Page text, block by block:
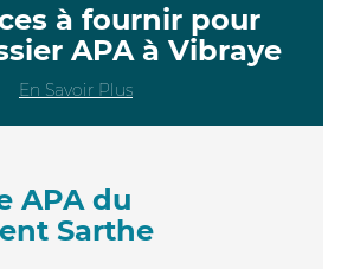
à fournir pour
APA à Vibraye
En Savoir Plus
APA du
Sarthe